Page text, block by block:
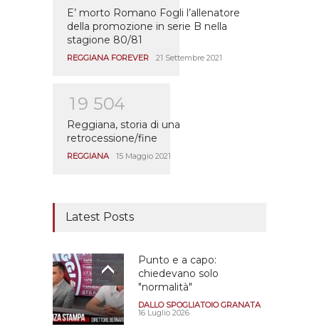
E’ morto Romano Fogli l’allenatore
della promozione in serie B nella
stagione 80/81
REGGIANA FOREVER 21 Settembre 2021
1 9 504
Reggiana, storia di una
retrocessione/fine
REGGIANA 15 Maggio 2021
Latest Posts
Punto e a capo:
chiedevano solo
"normalità"
DALLO SPOGLIATOIO GRANATA
16 Luglio 2026